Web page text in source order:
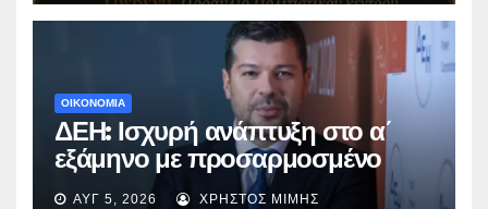
ΟΙΚΟΝΟΜΙΑ
ΔΕΗ: Ισχυρή ανάπτυξη στο α΄
εξάμηνο με προσαρμοσμένο
EBITDA στα €1,2 δισ.
ΑΥΓ 5, 2026 ΧΡΉΣΤΟΣ ΜΊΜΗΣ